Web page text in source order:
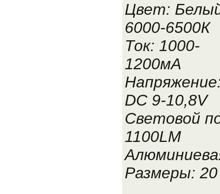
Цвет:
6000-6500К
Ток: 1000-
1200мА
DC 9-10,8V
Световой
1100LM
Размеры: